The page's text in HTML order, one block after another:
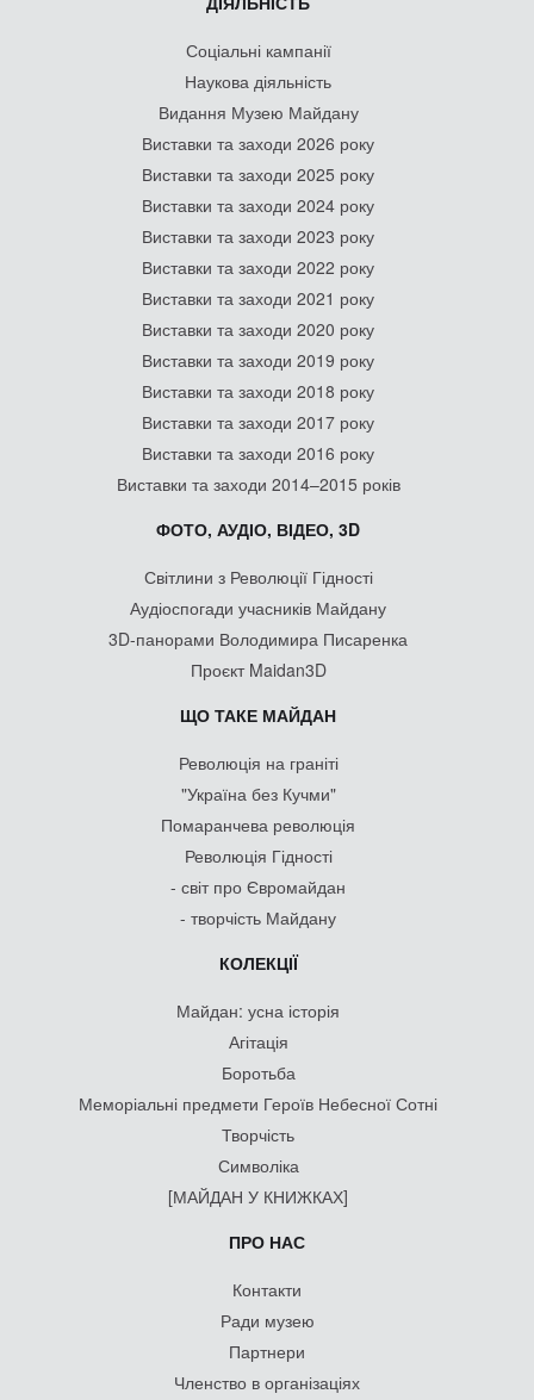
Соціальні кампанії
Наукова діяльність
Видання Музею Майдану
Виставки та заходи 2026 року
Виставки та заходи 2025 року
Виставки та заходи 2024 року
Виставки та заходи 2023 року
Виставки та заходи 2022 року
Виставки та заходи 2021 року
Виставки та заходи 2020 року
Виставки та заходи 2019 року
Виставки та заходи 2018 року
Виставки та заходи 2017 року
Виставки та заходи 2016 року
Виставки та заходи 2014–2015 років
ФОТО, АУДІО, ВІДЕО, 3D
Світлини з Революції Гідності
Аудіоспогади учасників Майдану
3D-панорами Володимира Писаренка
Проєкт Maidan3D
ЩО ТАКЕ МАЙДАН
Революція на граніті
"Україна без Кучми"
Помаранчева революція
Революція Гідності
- світ про Євромайдан
- творчість Майдану
КОЛЕКЦІЇ
Майдан: усна історія
Агітація
Боротьба
Меморіальні предмети Героїв Небесної Сотні
Творчість
Символіка
[МАЙДАН У КНИЖКАХ]
ПРО НАС
Контакти
Ради музею
Партнери
Членство в організаціях